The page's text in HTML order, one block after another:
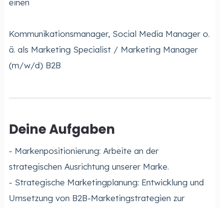
einen
Kommunikationsmanager, Social Media Manager o.
ä. als Marketing Specialist / Marketing Manager
(m/w/d) B2B
Deine Aufgaben
- Markenpositionierung: Arbeite an der
strategischen Ausrichtung unserer Marke.
- Strategische Marketingplanung: Entwicklung und
Umsetzung von B2B-Marketingstrategien zur